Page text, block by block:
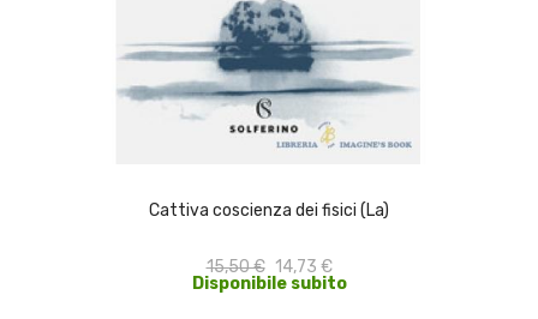
Cattiva coscienza dei fisici (La)
15,50 € 14,73 €
Disponibile subito